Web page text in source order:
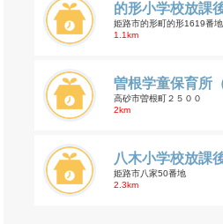
的形小学校放課
姫路市的形町的形1619番地
1.1km
曽根学童保育所
高砂市曽根町２５００
2km
八木小学校放課
姫路市八家50番地
2.3km